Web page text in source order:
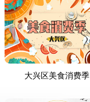
大兴区美食消费季